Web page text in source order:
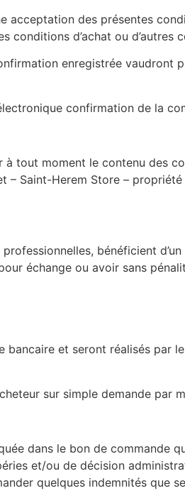
acceptation des présentes
conditions d’achat ou d’autres
enregistrée
confirmation de la
tout moment le contenu des
– Saint-Herem Store –
bénéficient
échange ou avoir sans
et seront réalisés par
sur simple demande par
dans le bon de commande
et/ou de décision
quelques indemnités que